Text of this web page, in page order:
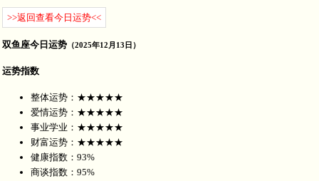
>>返回查看今日运势<<
双鱼座今日运势 （2025年12月13日）
运势指数
整体运势：★★★★★
爱情运势：★★★★★
事业学业：★★★★★
财富运势：★★★★★
健康指数：93%
商谈指数：95%